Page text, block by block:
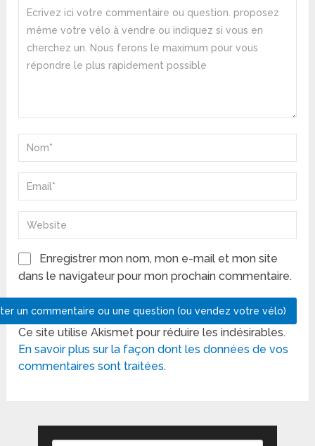
Enregistrer mon nom, mon e-mail et mon site
dans le navigateur pour mon prochain commentaire.
Ce site utilise Akismet pour réduire les indésirables.
En savoir plus sur la façon dont les données de vos
commentaires sont traitées.